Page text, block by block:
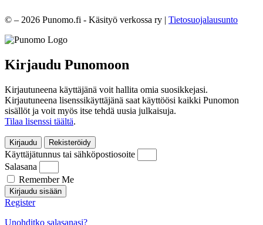
© – 2026 Punomo.fi - Käsityö verkossa ry | Tietosuojalausunto
Kirjaudu Punomoon
Kirjautuneena käyttäjänä voit hallita omia suosikkejasi.
Kirjautuneena lisenssikäyttäjänä saat käyttöösi kaikki Punomon
sisällöt ja voit myös itse tehdä uusia julkaisuja.
Tilaa lisenssi täältä.
Kirjaudu Rekisteröidy
Käyttäjätunnus tai sähköpostiosoite
Salasana
Remember Me
Kirjaudu sisään
Register
Unohditko salasanasi?